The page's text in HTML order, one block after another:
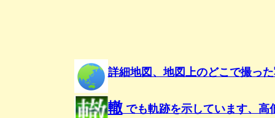
詳細地図、地図上のどこで撮っ
轍 でも軌跡を示しています、